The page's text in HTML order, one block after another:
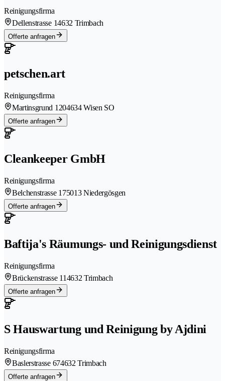
Reinigungsfirma
Dellenstrasse 14632 Trimbach
Offerte anfragen
petschen.art
Reinigungsfirma
Martinsgrund 1204634 Wisen SO
Offerte anfragen
Cleankeeper GmbH
Reinigungsfirma
Belchenstrasse 175013 Niedergösgen
Offerte anfragen
Baftija's Räumungs- und Reinigungsdienst
Reinigungsfirma
Brückenstrasse 114632 Trimbach
Offerte anfragen
S Hauswartung und Reinigung by Ajdini
Reinigungsfirma
Baslerstrasse 674632 Trimbach
Offerte anfragen